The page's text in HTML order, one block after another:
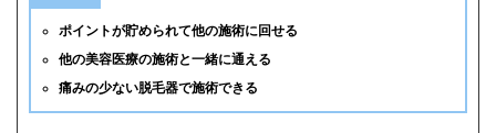
ポイントが貯められて他の施術に回せる
他の美容医療の施術と一緒に通える
痛みの少ない脱毛器で施術できる